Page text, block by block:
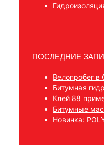
ПОСЛЕДНИЕ
Велопробег в
Битумная
Клей 88
Битумные
Новинка: